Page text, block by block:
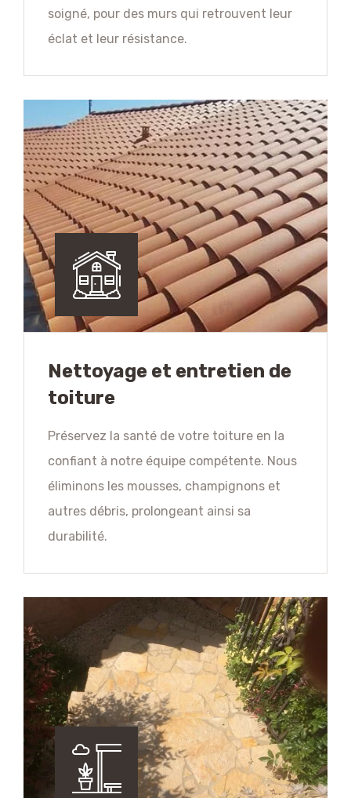
soigné, pour des murs qui retrouvent leur
éclat et leur résistance.
Nettoyage et entretien de
toiture
Préservez la santé de votre toiture en la
confiant à notre équipe compétente. Nous
éliminons les mousses, champignons et
autres débris, prolongeant ainsi sa
durabilité.